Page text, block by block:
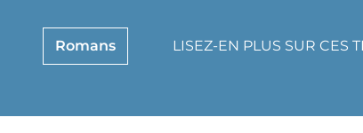
Romans LISEZ-EN PLUS SUR CES